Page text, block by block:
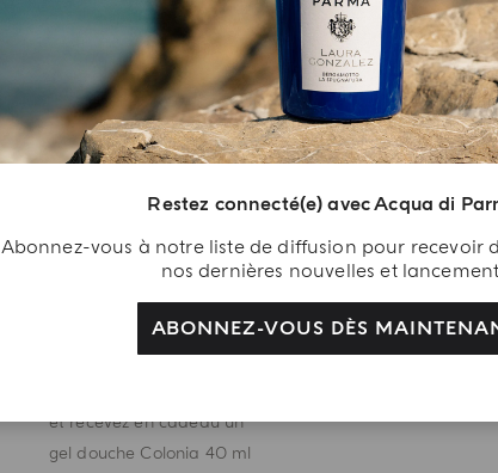
Restez connecté(e) avec Acqua di
Abonnez-vous à notre liste de diffusion pour recevoir
nos dernières nouvelles et
ABONNEZ-VOUS DÈS
L'ART D'OFFRIR
Bienvenue
Rejoignez-nous et
recevez une délicate
attention. Créez votre
et recevez en cadeau un
gel douche Colonia 40 ml